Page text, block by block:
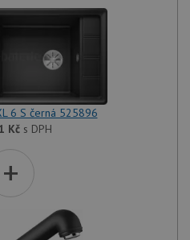
6 S černá 525896
Kčs DPH
+